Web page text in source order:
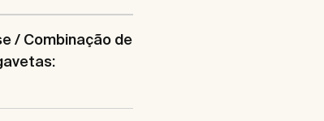
/ Combinação de